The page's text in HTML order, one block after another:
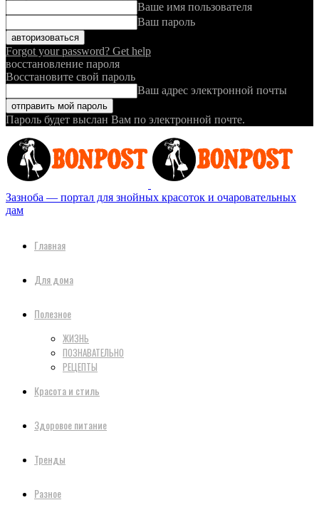
Ваше имя пользователя
Ваш пароль
Forgot your password? Get help
восстановление пароля
Восстановите свой пароль
Ваш адрес электронной почты
Пароль будет выслан Вам по электронной почте.
Зазноба — портал для знойных красоток и очаровательных
дам
Главная
Для дома
Полезное
ЖИЗНЬ
ПОЗНАВАТЕЛЬНО
РЕЦЕПТЫ
Красота и стиль
Здоровое питание
Тренды
Разное